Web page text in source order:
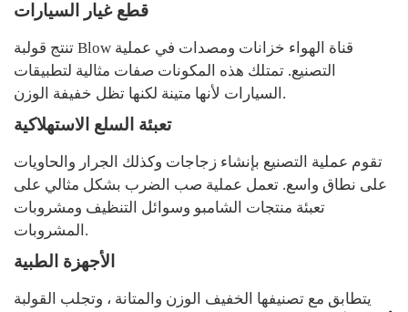
قطع غيار السيارات
تنتج قولبة Blow قناة الهواء خزانات ومصدات في عملية
التصنيع. تمتلك هذه المكونات صفات مثالية لتطبيقات
السيارات لأنها متينة لكنها تظل خفيفة الوزن.
تعبئة السلع الاستهلاكية
تقوم عملية التصنيع بإنشاء زجاجات وكذلك الجرار والحاويات
على نطاق واسع. تعمل عملية صب الضرب بشكل مثالي على
تعبئة منتجات الشامبو وسوائل التنظيف ومشروبات
المشروبات.
الأجهزة الطبية
يتطابق مع تصنيفها الخفيف الوزن والمتانة ، وتجلب القولبة